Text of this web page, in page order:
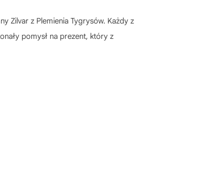
Zilvar z Plemienia Tygrysów. Każdy z
pomysł na prezent, który z